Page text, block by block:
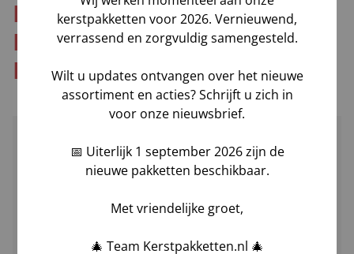
HET PROCES: VAN
BESTELLING TOT AAN DE
DEUR
STAP 1
BESTELLEN
snel in de webshop. Met het grootste
kerstpakketten voor 2026. Vernieuwend,
verrassend en zorgvuldig samengesteld.
Wilt u updates ontvangen over het nieuwe
assortiment en acties? Schrijft u zich in
voor onze nieuwsbrief.
📅 Uiterlijk 1 september 2026 zijn de
nieuwe pakketten beschikbaar.
Met vriendelijke groet,
🎄 Team Kerstpakketten.nl 🎄